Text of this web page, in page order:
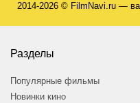
2014-2026 © FilmNavi.ru —
Разделы
Популярные фильмы
Новинки кино